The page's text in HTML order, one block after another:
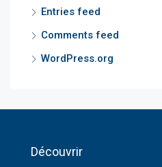
Entries feed
Comments feed
WordPress.org
Découvrir